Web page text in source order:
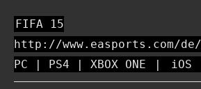
FIFA 15
http://www.easports.com/
PC | PS4 | XBOX ONE
| iOS